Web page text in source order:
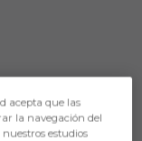
acepta que las
la navegación del
estudios